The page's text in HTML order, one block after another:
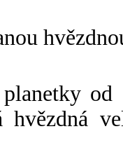
od
hvězdná